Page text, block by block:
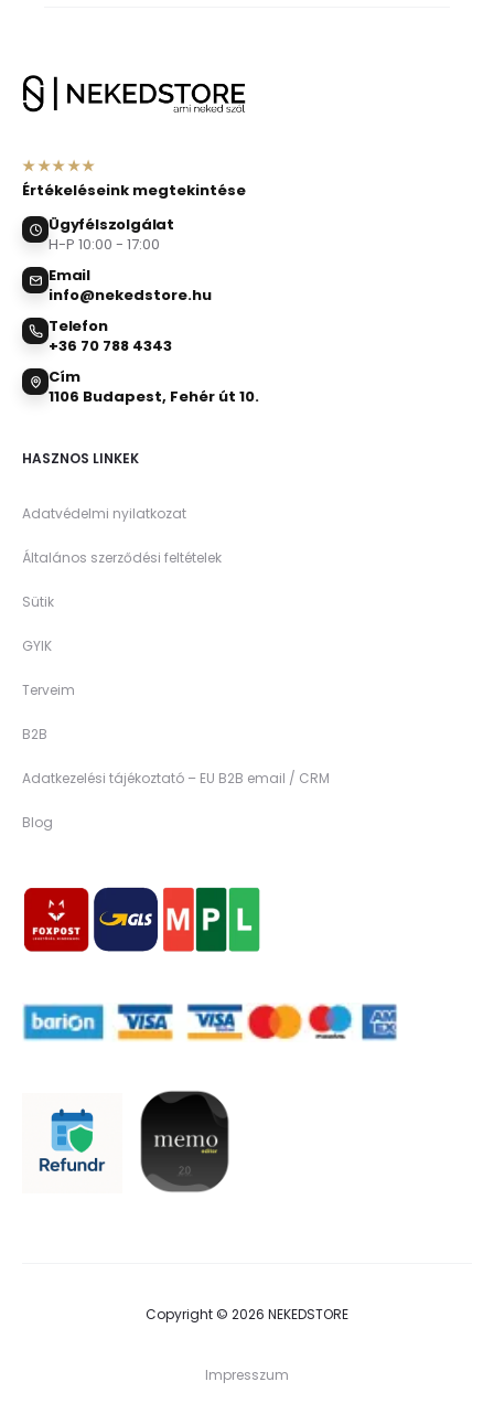
★★★★★
Értékeléseink megtekintése
Ügyfélszolgálat
H-P 10:00 - 17:00
Email
info@nekedstore.hu
Telefon
+36 70 788 4343
Cím
1106 Budapest, Fehér út 10.
HASZNOS LINKEK
Adatvédelmi nyilatkozat
Általános szerződési feltételek
Sütik
GYIK
Terveim
B2B
Adatkezelési tájékoztató – EU B2B email / CRM
Blog
Copyright © 2026 NEKEDSTORE
Impresszum